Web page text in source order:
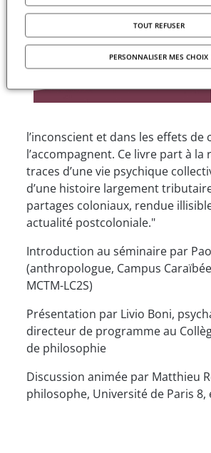
l’inconscient et dans les effets de
l’accompagnent. Ce livre part à la
traces d’une vie psychique
d’une histoire largement
partages coloniaux, rendue
actualité postcoloniale."
Introduction au séminaire par
(anthropologue, Campus
MCTM-LC2S)
Présentation par Livio Boni,
directeur de programme au
de philosophie
Discussion animée par Matthieu
philosophe, Université de Paris 8,
TOUT REFUSER
PERSONNALISER MES CHOIX